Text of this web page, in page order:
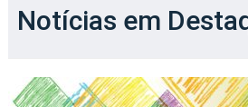
Notícias em